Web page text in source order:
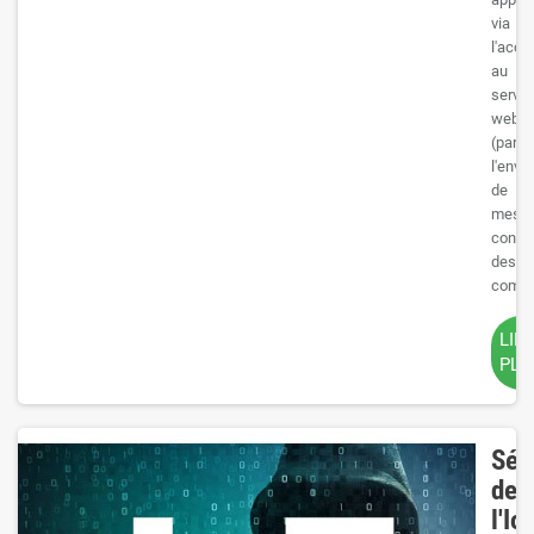
via
au
web
(par
l'envoi
de
des
LIRE
de